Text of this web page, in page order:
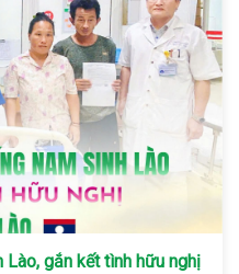
gắn kết tình hữu nghị